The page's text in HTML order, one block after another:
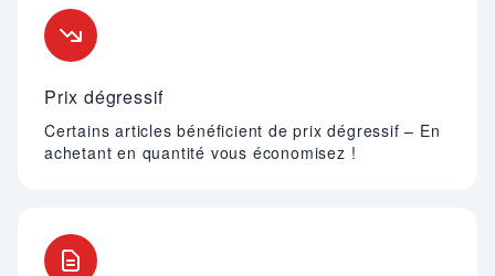
Prix dégressif
Certains articles bénéficient de prix dégressif – En
achetant en quantité vous économisez !